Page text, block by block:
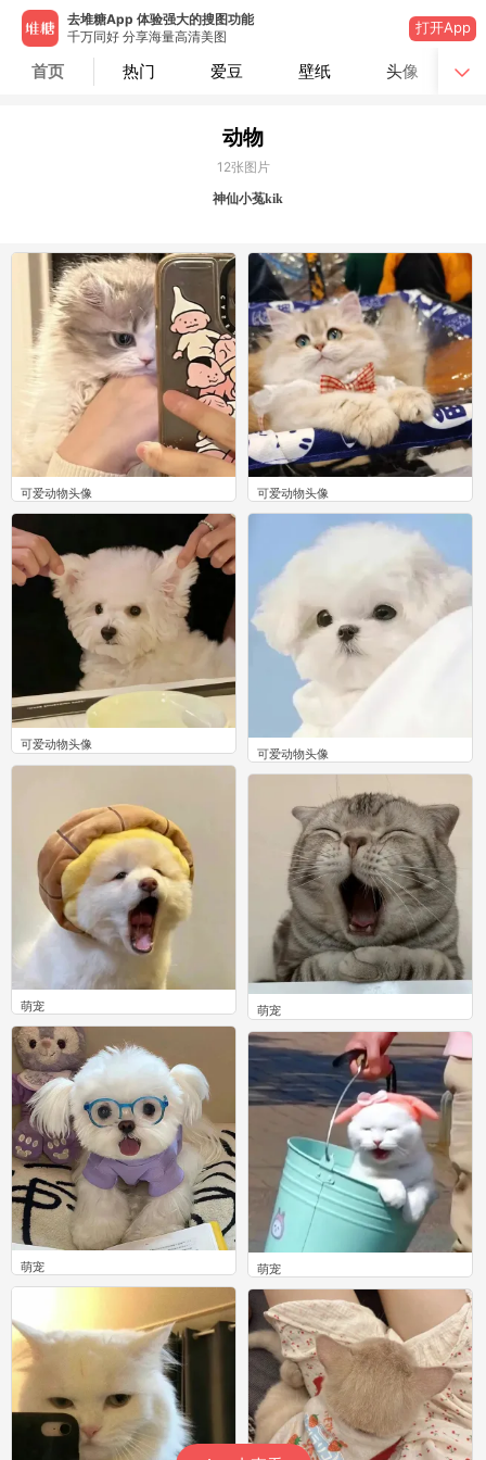
去堆糖App 体验强大的搜图功能
千万同好 分享海量高清美图
打开App
首页 热门 爱豆 壁纸 头像
动物
12张图片
神仙小菟kik
可爱动物头像
0
可爱动物头像
0
萌宠
0
萌宠
0
萌宠
0
萌宠
0
可爱动物头像
0
可爱动物头像
0